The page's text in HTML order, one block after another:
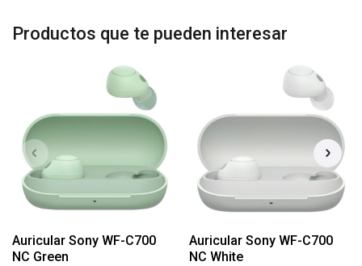
Productos que te pueden interesar
Auricular Sony WF-C700
NC Green
Auricular Sony WF-C700
NC White